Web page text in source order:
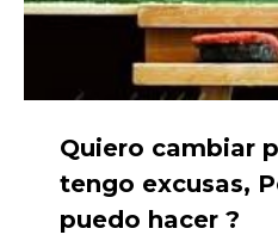
Quiero cambiar
tengo excusas,
puedo hacer ?